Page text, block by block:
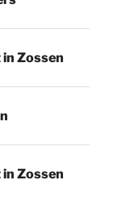
Zossen
Zossen